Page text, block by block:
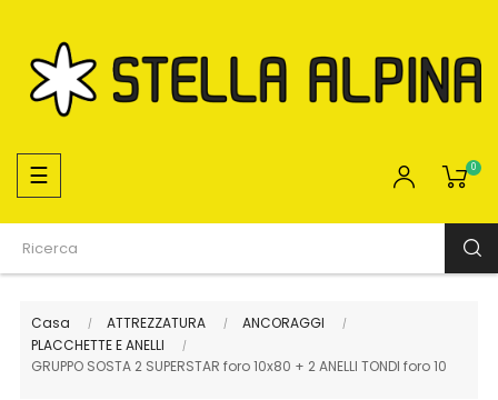
navigazione
Toggle
☰ 0
Casa ATTREZZATURA
ANCORAGGI
PLACCHETTE E ANELLI
GRUPPO SOSTA 2 SUPERSTAR foro 10x80 + 2 ANELLI TONDI foro 10